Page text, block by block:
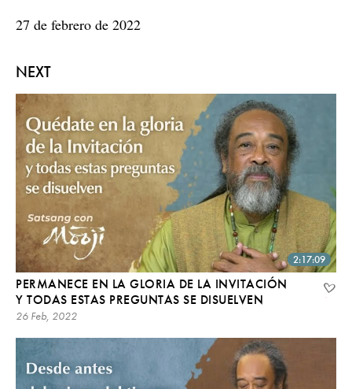
NEXT
2:17:09
PERMANECE EN LA GLORIA DE LA INVITACIÓN
Y TODAS ESTAS PREGUNTAS SE DISUELVEN
26 Feb, 2022
27 de febrero de 2022